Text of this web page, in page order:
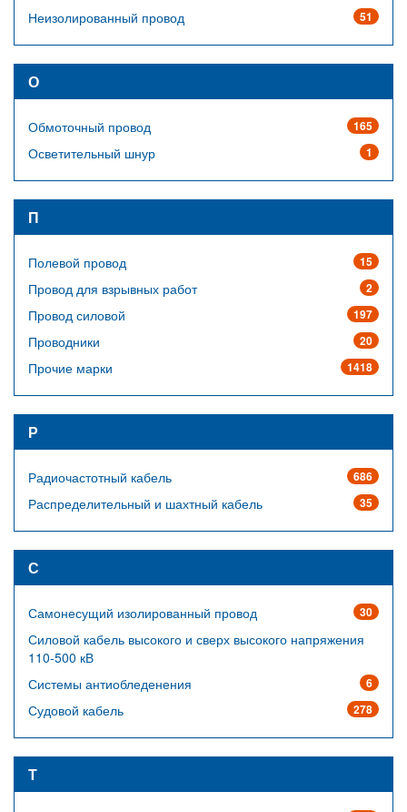
51
Неизолированный провод
О
165
Обмоточный провод
1
Осветительный шнур
П
15
Полевой провод
2
Провод для взрывных работ
197
Провод силовой
20
Проводники
1418
Прочие марки
Р
686
Радиочастотный кабель
35
Распределительный и шахтный кабель
С
30
Самонесущий изолированный провод
Силовой кабель высокого и сверх высокого напряжения
110-500 кВ
6
Системы антиобледенения
278
Судовой кабель
Т